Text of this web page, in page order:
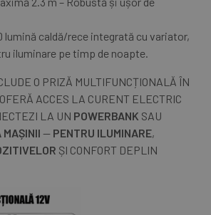
lumină caldă/rece integrată cu variator,
iluminare pe timp de noapte.
O PRIZĂ MULTIFUNCȚIONALĂ ÎN
ACCES LA CURENT ELECTRIC
LA UN POWERBANK SAU
MAȘINII — PENTRU ILUMINARE,
ȘI CONFORT DEPLIN